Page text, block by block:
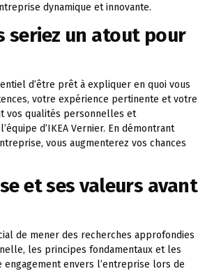
dynamique et innovante.
seriez un atout pour
d’être prêt à expliquer en quoi vous
votre expérience pertinente et votre
vos qualités personnelles et
d’IKEA Vernier. En démontrant
vous augmenterez vos chances
et ses valeurs avant
de mener des recherches approfondies
les principes fondamentaux et les
envers l’entreprise lors de